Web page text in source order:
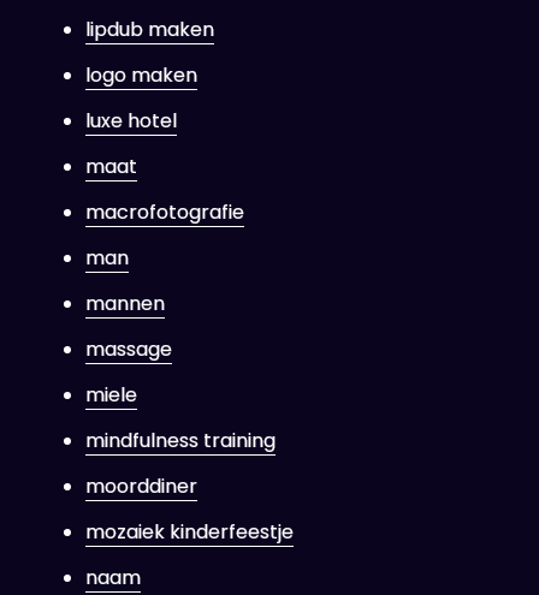
lipdub maken
logo maken
luxe hotel
maat
macrofotografie
man
mannen
massage
miele
mindfulness training
moorddiner
mozaiek kinderfeestje
naam